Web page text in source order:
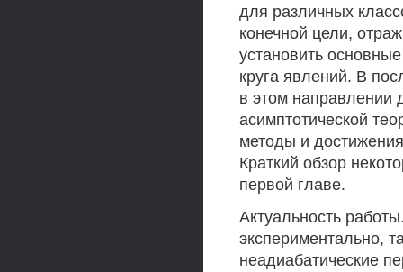
для различных
конечной цели,
установить
круга явлений. В
в этом направлении
асимптотической
методы и
Краткий обзор
первой главе.
Актуальность
экспериментально,
неадиабатические